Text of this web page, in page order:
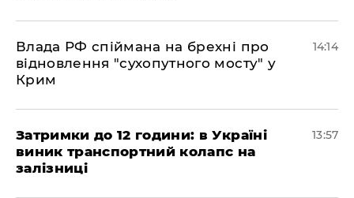
Влада РФ спіймана на брехні про
відновлення "сухопутного мосту" у
Крим
14:14
Затримки до 12 години: в Україні
виник транспортний колапс на
залізниці
13:57